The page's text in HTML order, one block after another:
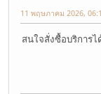
11 พฤษภาคม 2026,
สนใจสั่งซื้อบริการไ